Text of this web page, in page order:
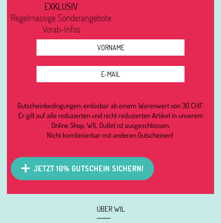
ÜBER WIL
EXKLUSIV
Regelmässige Sonderangebote
Vorab-Infos
Gutscheinbedingungen: einlösbar ab einem Warenwert von 30 CHF.
Er gilt auf alle reduzierten und nicht reduzierten Artikel in unserem
Online Shop, WIL Outlet ist ausgeschlossen.
Nicht kombinierbar mit anderen Gutscheinen!
JETZT 10% GUTSCHEIN SICHERN!